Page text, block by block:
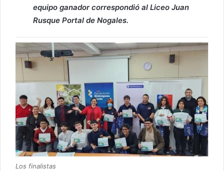
equipo ganador correspondió al Liceo Juan
Rusque Portal de Nogales.
Los finalistas